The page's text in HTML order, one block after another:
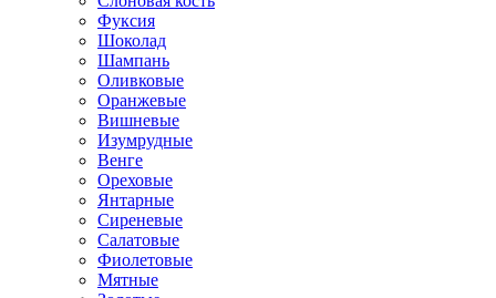
Фуксия
Шоколад
Шампань
Оливковые
Оранжевые
Вишневые
Изумрудные
Венге
Ореховые
Янтарные
Сиреневые
Салатовые
Фиолетовые
Мятные